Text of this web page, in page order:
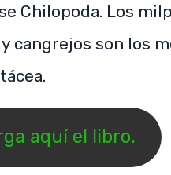
Chilopoda. Los
cangrejos son los
aquí el libro.